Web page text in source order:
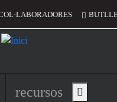
principal de
recursos Show